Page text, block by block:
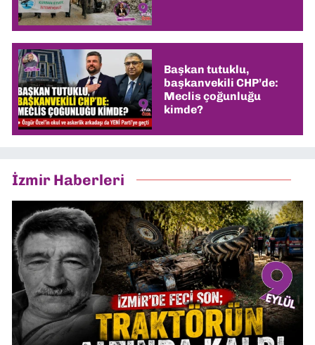
Başkan tutuklu,
başkanvekili CHP’de:
Meclis çoğunluğu
kimde?
İzmir Haberleri